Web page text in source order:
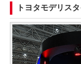
トヨタモデリス